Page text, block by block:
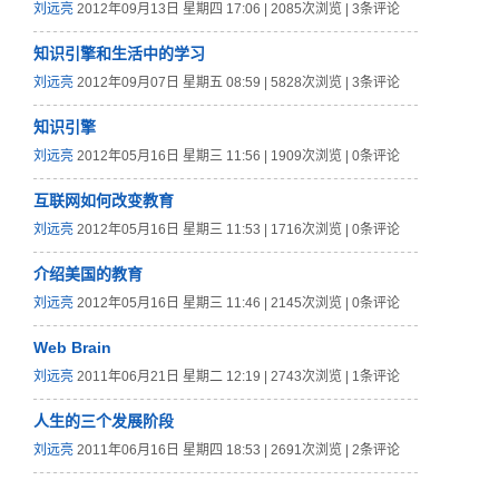
刘远亮 2012年09月13日 星期四 17:06 | 2085次浏览 | 3条评论
知识引擎和生活中的学习
刘远亮 2012年09月07日 星期五 08:59 | 5828次浏览 | 3条评论
知识引擎
刘远亮 2012年05月16日 星期三 11:56 | 1909次浏览 | 0条评论
互联网如何改变教育
刘远亮 2012年05月16日 星期三 11:53 | 1716次浏览 | 0条评论
介绍美国的教育
刘远亮 2012年05月16日 星期三 11:46 | 2145次浏览 | 0条评论
Web Brain
刘远亮 2011年06月21日 星期二 12:19 | 2743次浏览 | 1条评论
人生的三个发展阶段
刘远亮 2011年06月16日 星期四 18:53 | 2691次浏览 | 2条评论